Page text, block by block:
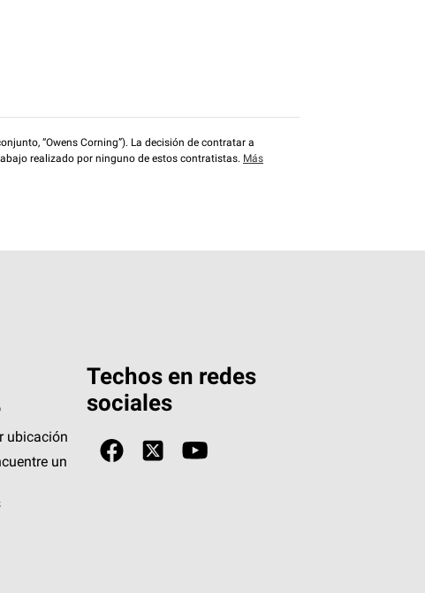
“Owens Corning”). La decisión de contratar a
realizado por ninguno de estos contratistas. Más
ubicación
un
Techos en redes
sociales